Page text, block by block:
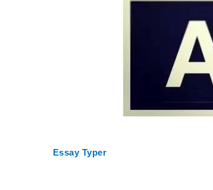
Essay Typer